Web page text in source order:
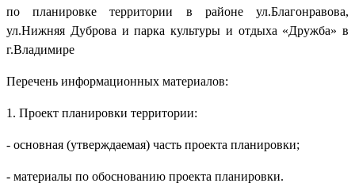
по планировке территории в районе ул.Благонравова,
ул.Нижняя Дуброва и парка культуры и отдыха «Дружба» в
г.Владимире
Перечень информационных материалов:
1. Проект планировки территории:
- основная (утверждаемая) часть проекта планировки;
- материалы по обоснованию проекта планировки.